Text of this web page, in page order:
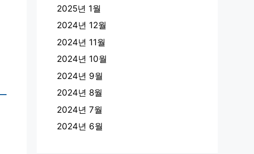
2025년 1월
2024년 12월
2024년 11월
2024년 10월
2024년 9월
2024년 8월
2024년 7월
2024년 6월